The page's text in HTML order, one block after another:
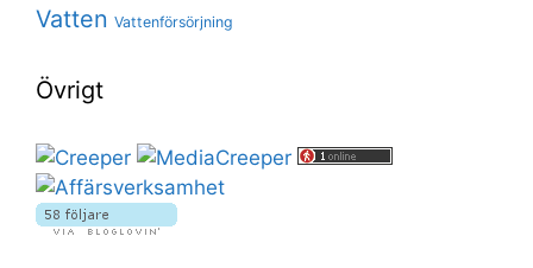
Vatten Vattenförsörjning
Övrigt